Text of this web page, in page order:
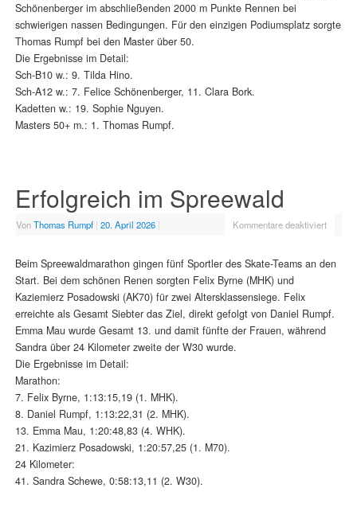
Schönenberger im abschließenden 2000 m Punkte Rennen bei
schwierigen nassen Bedingungen. Für den einzigen Podiumsplatz sorgte
Thomas Rumpf bei den Master über 50.
Die Ergebnisse im Detail:
Sch-B10 w.: 9. Tilda Hino.
Sch-A12 w.: 7. Felice Schönenberger, 11. Clara Bork.
Kadetten w.: 19. Sophie Nguyen.
Masters 50+ m.: 1. Thomas Rumpf.
Erfolgreich im Spreewald
VonThomas Rumpf | 20. April 2026 | Kommentare deaktiviert
Beim Spreewaldmarathon gingen fünf Sportler des Skate-Teams an den
Start. Bei dem schönen Renen sorgten Felix Byrne (MHK) und
Kaziemierz Posadowski (AK70) für zwei Altersklassensiege. Felix
erreichte als Gesamt Siebter das Ziel, direkt gefolgt von Daniel Rumpf.
Emma Mau wurde Gesamt 13. und damit fünfte der Frauen, während
Sandra über 24 Kilometer zweite der W30 wurde.
Die Ergebnisse im Detail:
Marathon:
7. Felix Byrne, 1:13:15,19 (1. MHK).
8. Daniel Rumpf, 1:13:22,31 (2. MHK).
13. Emma Mau, 1:20:48,83 (4. WHK).
21. Kazimierz Posadowski, 1:20:57,25 (1. M70).
24 Kilometer:
41. Sandra Schewe, 0:58:13,11 (2. W30).